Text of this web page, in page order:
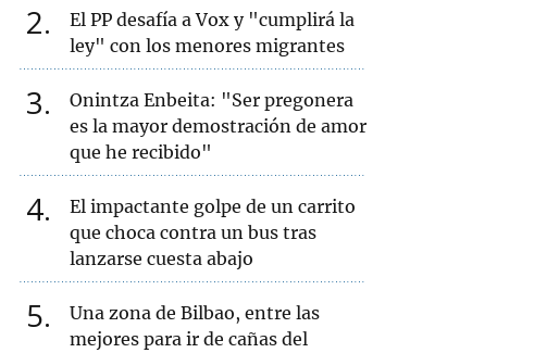
2
El PP desafía a Vox y "cumplirá la
ley" con los menores migrantes
3
Onintza Enbeita: "Ser pregonera
es la mayor demostración de amor
que he recibido"
4
El impactante golpe de un carrito
que choca contra un bus tras
lanzarse cuesta abajo
5
Una zona de Bilbao, entre las
mejores para ir de cañas del